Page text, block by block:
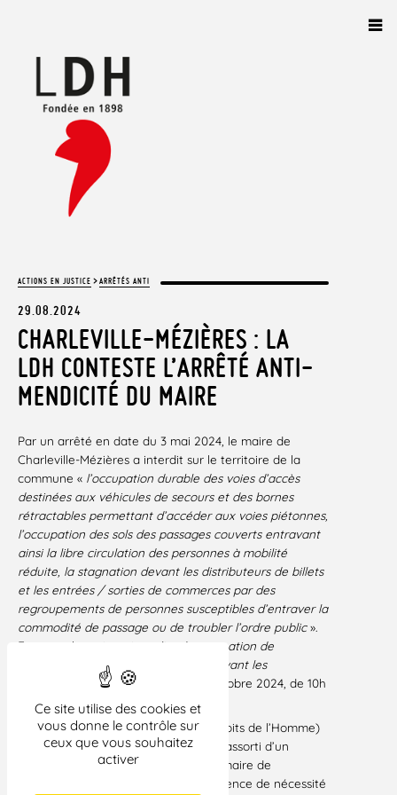
Ce site utilise des cookies et
vous donne le contrôle sur
ceux que vous souhaitez
activer
ACTIONS EN JUSTICE >ARRÊTÉS ANTI
29.08.2024
CHARLEVILLE-MÉZIÈRES : LA
LDH CONTESTE L’ARRÊTÉ ANTI-
MENDICITÉ DU MAIRE
Par un arrêté en date du 3 mai 2024, le maire de
Charleville-Mézières a interdit sur le territoire de la
commune « l’occupation durable des voies d’accès
destinées aux véhicules de secours et des bornes
rétractables permettant d’accéder aux voies piétonnes,
l’occupation des sols des passages couverts entravant
ainsi la libre circulation des personnes à mobilité
réduite, la stagnation devant les distributeurs de billets
et les entrées / sorties de commerces par des
regroupements de personnes susceptibles d’entraver la
commodité de passage ou de troubler l’ordre public».
En outre, le maire a interdit «
la stagnation de
personnes sur ces mêmes sites et devant les
» du 15 mai 2024 au 31 octobre 2024, de 10h
à 22h30.
Le 3 juillet 2024, la LDH (Ligue des droits de l’Homme)
a introduit un recours en annulation, assorti d’un
référé-suspension contre l’arrêté du maire de
Charleville-Mézières en relevant l’absence de nécessité